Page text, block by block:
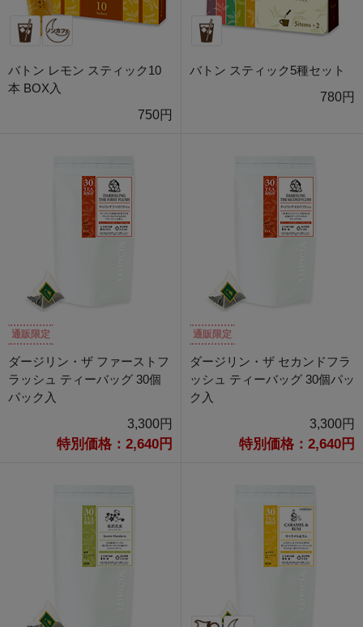
バトン レモン スティック10
本 BOX入
750円
バトン スティック5種セット
780円
通販限定
ダージリン・ザ ファーストフ
ラッシュ ティーバッグ 30個
パック入
3,300円
特別価格：2,640円
通販限定
ダージリン・ザ セカンドフラ
ッシュ ティーバッグ 30個パッ
ク入
3,300円
特別価格：2,640円